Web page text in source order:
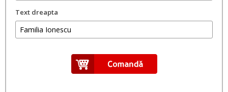
Câteva sugestii:
Te vom purta mereu in suflet•Nu te vom uita niciodata•Cu
sufletul indurerat•
Text dreapta